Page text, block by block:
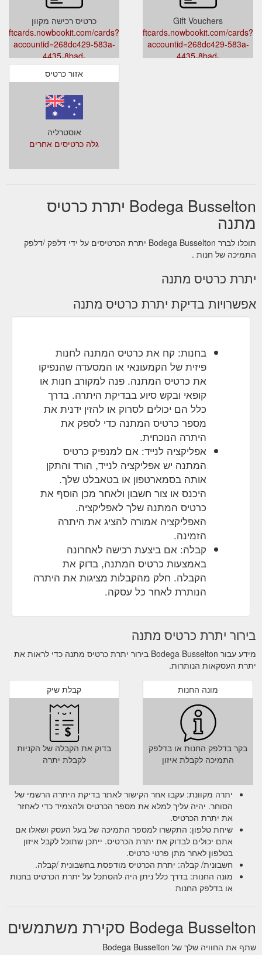
כרטיס רכישה מקוון
giftcards.nowbookit.com/cards?
accountid=268dc429-583a-
4435-8bad-
Gift Vouchers
giftcards.nowbookit.com/cards?
accountid=268dc429-583a-
4435-8bad-
e7c1cc6dc2dd&venueid=5348&theme=light&accent=157,157,157
אזור כרטיס
אוסטרליה
גלה כרטיסים אחרים
Bodega Busselton יתרת כרטיס
מתנה
תוכלו לברר Bodega Busselton יתרת הכרטיסים על ידי דלפק /דלפק
התמיכה של חנות .
יתרת כרטיס מתנה
אפשרויות בדיקת יתרת כרטיס מתנה
בחנות: קח את כרטיס המתנה לחנות
פיזית של הקמעונאי או המסעדה שהנפיקו
את כרטיס המתנה. פנה למקורב חנות או
קופאי ובקש סיוע בבדיקת היתרה. בדרך
כלל הם יכולים לסרוק או להזין ידנית את
מספר כרטיס המתנה כדי לספק את
היתרה הנוכחית.
אפליקציה לנייד: אם למנפיק כרטיס
המתנה יש אפליקציה לנייד, הורד והתקן
אותה בסמארטפון או בטאבלט שלך.
היכנס או צור חשבון ולאחר מכן הוסף את
כרטיס המתנה שלך לאפליקציה.
האפליקציה אמורה להציג את היתרה
הזמינה.
קבלה: אם ביצעת רכישה לאחרונה
באמצעות כרטיס המתנה, בדוק את
הקבלה. חלק מהקבלות מציגות את היתרה
הנותרת לאחר כל עסקה.
בירור יתרת כרטיס מתנה
מידע עבור Bodega Busselton בירור יתרת כרטיס מתנה כדי לראות את
יתרת העסקאות הנותרות.
קבלת שיק
בדוק את הקבלה של הקניות
לקבלת יתרה
מונה החנות
בקר בדלפק החנות או בדלפק
התמיכה לקבלת איזון
יתרה מקוונת: עקבו אחר הקישור לאתר בדיקת היתרה הרשמי של
הסוחר. יהיה עליך למלא את מספר הכרטיס ולהצמיד כדי לאחזר
את יתרת הכרטיס.
שיחת טלפון: התקשרו למספר התמיכה של בעל העסק ושאלו אם
אתם יכולים לבדוק את יתרת הכרטיס. ייתכן שתוכל לקבל איזון
בטלפון לאחר מתן פרטי כרטיס.
חשבונית/ קבלה: יתרת הכרטיס מודפסת בחשבונית /קבלה.
מונה החנות: בדרך כלל ניתן היה להסתכל על יתרת הכרטיס בחנות
או בדלפק החנות
Bodega Busselton סקירת משתמשים
שתף את החוויה שלך של Bodega Busselton